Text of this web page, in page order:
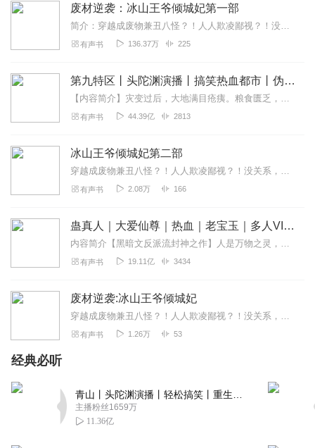
2020-03-20
2022-04-18
玲玲_ba3
2021-12-04
人见1梅子可爱
2019-10-08
Shue_te
2020-08-25
听友192949648
回复
废材逆袭：冰山王爷倾城妃第一部
简介：穿越成废物兼丑八怪？！人人欺凌鄙视？！没关系，咱是带上古神器来的！胎记一除，瞬间甩什么天下第一美女一百多条街！神器一开，别人花三四十年修炼才能达到...
有声书 136.37万 225
第九特区丨头陀渊演播丨搞笑热血都市丨伪戒丨VIP免费多人有声剧
【内容简介】灾变过后，大地满目疮痍。粮食匮乏，资源紧俏，局势混乱……一位从待规划区杀出来的青年，背对着漫天黄沙，孤身来到九区谋生，却不曾想偶然结识三五好友，一念...
有声书 44.39亿 2813
冰山王爷倾城妃第二部
穿越成废物兼丑八怪？！人人欺凌鄙视？！没关系，咱是带上古神器来的！胎记一除，瞬间甩什么天下第一美女一百多条街！神器一开，别人花三四十年修炼才能达到的级别...
有声书 2.08万 166
蛊真人｜大爱仙尊｜热血｜老宝玉｜多人VIP免费有声剧
内容简介【黑暗文反派流封神之作】人是万物之灵，蛊是天地真精。一个穿越者不断重生的故事。一个养蛊、炼蛊、用蛊的奇特世界。配音组（男角色）老宝玉旁白...
有声书 19.11亿 3434
废材逆袭:冰山王爷倾城妃
穿越成废物兼丑八怪？！人人欺凌鄙视？！没关系，咱是带上古神器来的！胎记一除，瞬间甩什么天下第一美女一百多条街！神器一开，别人花三四十年修炼才能达到的级别，一个时...
有声书 1.26万 53
经典必听
主播粉丝1659万
11.36亿